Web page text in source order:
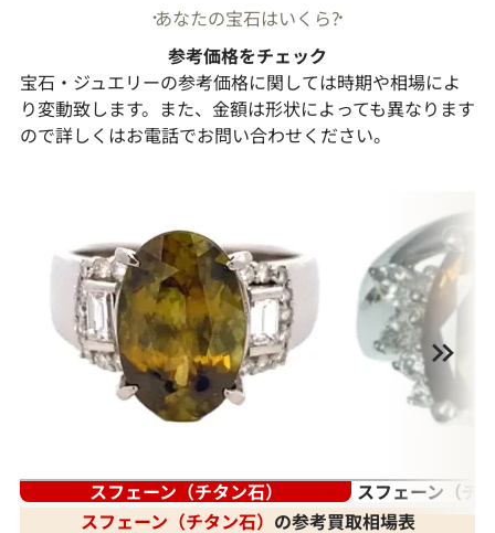
あなたの宝石はいくら?
参考価格をチェック
宝石・ジュエリーの参考価格に関しては時期や相場によ
り変動致します。また、金額は形状によっても異なります
ので詳しくはお電話でお問い合わせください。
スフェーン（チタン石）
スフェーン（チ
スフェーン（チタン石） の参考買取相場表